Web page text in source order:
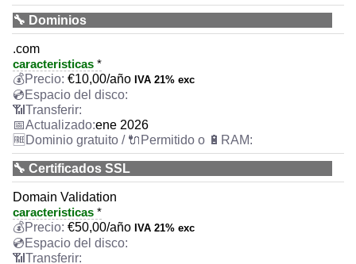
🔧 Dominios
.com
caracteristicas *
€10,00/año IVA 21% exc
ene 2026
🔧 Certificados SSL
Domain Validation
caracteristicas *
€50,00/año IVA 21% exc